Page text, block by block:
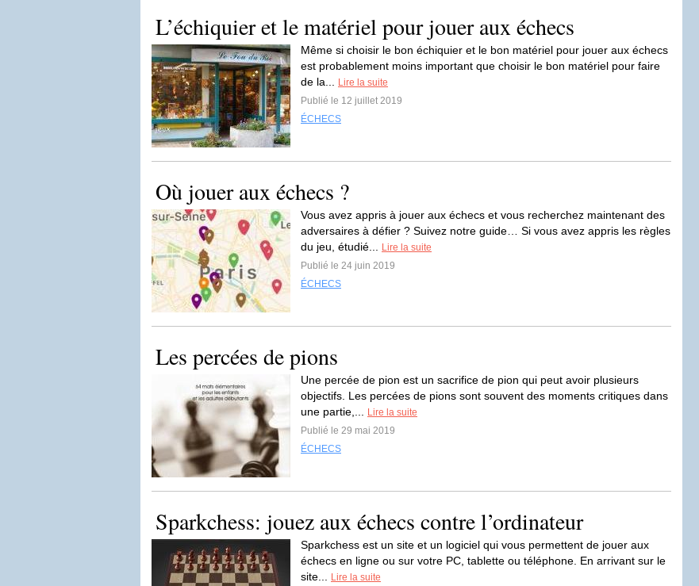
L’échiquier et le matériel pour jouer aux échecs
Même si choisir le bon échiquier et le bon matériel pour jouer aux échecs
est probablement moins important que choisir le bon matériel pour faire
de la...
Lire la suite
Publié le 12 juillet 2019
ÉCHECS
Où jouer aux échecs ?
Vous avez appris à jouer aux échecs et vous recherchez maintenant des
adversaires à défier ? Suivez notre guide… Si vous avez appris les règles
du jeu, étudié...
Lire la suite
Publié le 24 juin 2019
ÉCHECS
Les percées de pions
Une percée de pion est un sacrifice de pion qui peut avoir plusieurs
objectifs. Les percées de pions sont souvent des moments critiques dans
une partie,...
Lire la suite
Publié le 29 mai 2019
ÉCHECS
Sparkchess: jouez aux échecs contre l’ordinateur
Sparkchess est un site et un logiciel qui vous permettent de jouer aux
échecs en ligne ou sur votre PC, tablette ou téléphone. En arrivant sur le
site...
Lire la suite